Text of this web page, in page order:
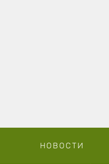
НОВОСТИ